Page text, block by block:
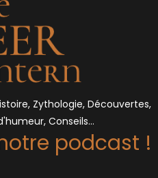
Zythologie, Découvertes,
Conseils…
podcast !